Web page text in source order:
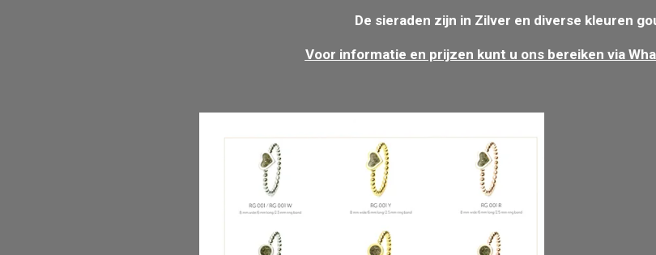
De sieraden zijn in Zilver en diverse kleuren g
Voor informatie en prijzen kunt u ons bereiken via